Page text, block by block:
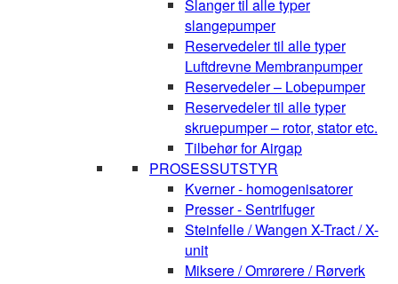
Slanger til alle typer
slangepumper
Reservedeler til alle typer
Luftdrevne Membranpumper
Reservedeler – Lobepumper
Reservedeler til alle typer
skruepumper – rotor, stator etc.
Tilbehør for Airgap
PROSESSUTSTYR
Kverner - homogenisatorer
Presser - Sentrifuger
Steinfelle / Wangen X-Tract / X-
unit
Miksere / Omrørere / Rørverk